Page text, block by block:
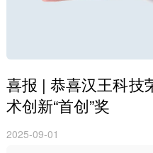
喜报 | 恭喜汉王科技
术创新“首创”奖
2025-09-01